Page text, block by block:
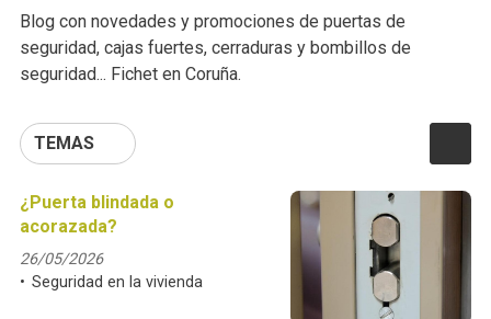
Duo G071
Puertas trastero
Blog con novedades y promociones de puertas de
seguridad, cajas fuertes, cerraduras y bombillos de
seguridad... Fichet en Coruña.
TEMAS
¿Puerta blindada o
acorazada?
26/05/2026
Seguridad en la vivienda